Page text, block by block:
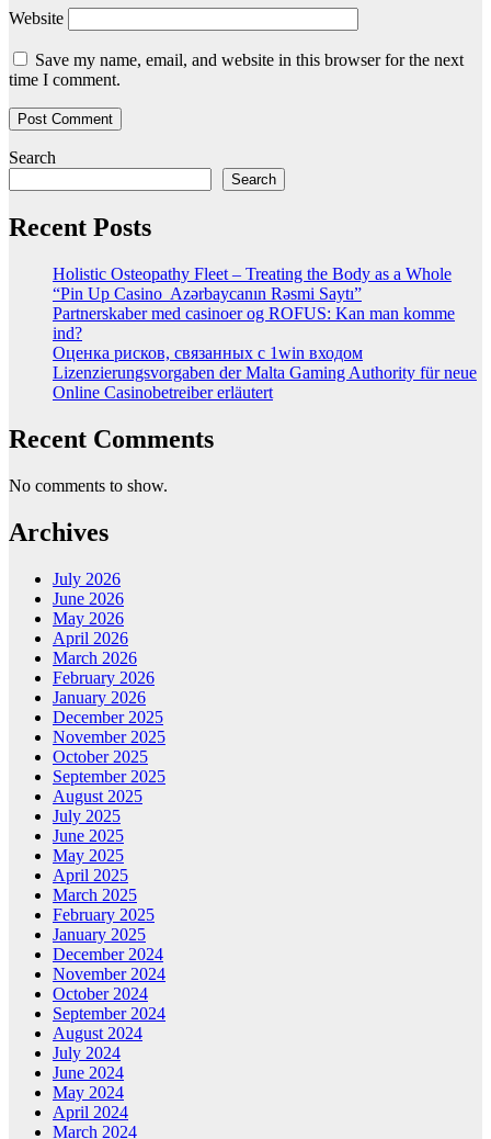
Website
Save my name, email, and website in this browser for the next
time I comment.
Search
Search
Recent Posts
Holistic Osteopathy Fleet – Treating the Body as a Whole
“Pin Up Casino ️ Azərbaycanın Rəsmi Saytı”
Partnerskaber med casinoer og ROFUS: Kan man komme
ind?
Оценка рисков, связанных с 1win входом
Lizenzierungsvorgaben der Malta Gaming Authority für neue
Online Casinobetreiber erläutert
Recent Comments
No comments to show.
Archives
July 2026
June 2026
May 2026
April 2026
March 2026
February 2026
January 2026
December 2025
November 2025
October 2025
September 2025
August 2025
July 2025
June 2025
May 2025
April 2025
March 2025
February 2025
January 2025
December 2024
November 2024
October 2024
September 2024
August 2024
July 2024
June 2024
May 2024
April 2024
March 2024